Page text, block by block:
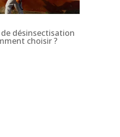
désinsectisation
choisir ?